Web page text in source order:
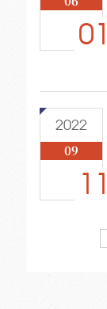
01
2022
09
11